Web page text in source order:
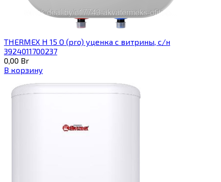
THERMEX H 15 O (pro) уценка с витрины, с/н
3924011700237
0,00 Br
В корзину